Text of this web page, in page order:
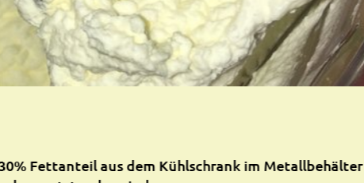
Fettanteil aus dem Kühlschrank im Metallbehälter